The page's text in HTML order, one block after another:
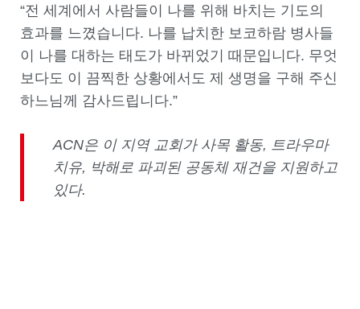
“전 세계에서 사람들이 나를 위해 바치는 기도의
효과를 느꼈습니다. 나를 납치한 보코하람 병사들
이 나를 대하는 태도가 바뀌었기 때문입니다. 무엇
보다도 이 끔찍한 상황에서도 제 생명을 구해 주신
하느님께 감사드립니다.”
ACN은 이 지역 교회가 사목 활동, 트라우마
치유, 박해로 파괴된 공동체 재건을 지원하고
있다.